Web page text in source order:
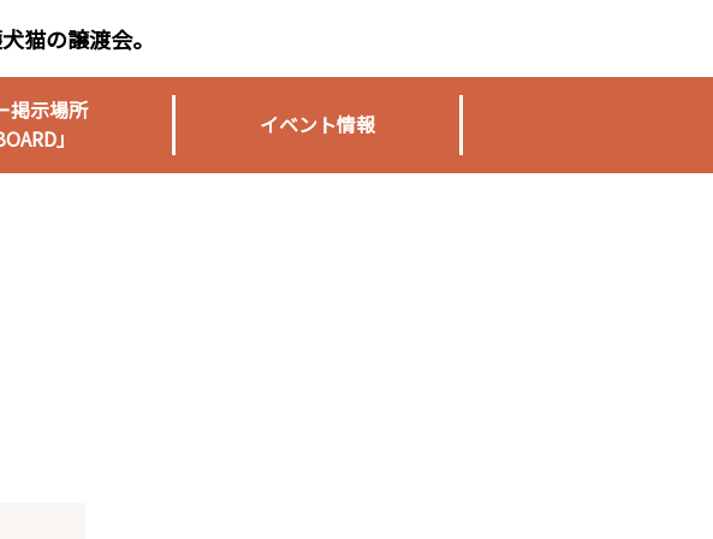
猫の譲渡会。
掲示場所
」
イベント情報